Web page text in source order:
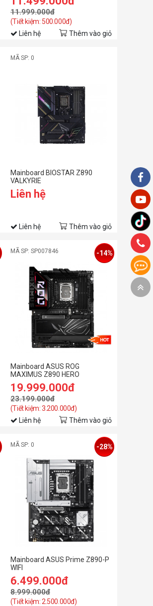
11.999.000đ
(Tiết kiệm: 500.000đ)
Liên hệ Thêm vào giỏ
MÃ SP: 0
Mainboard BIOSTAR Z890
VALKYRIE
Liên hệ
Liên hệ Thêm vào giỏ
MÃ SP: SP007846
Mainboard ASUS ROG
MAXIMUS Z890 HERO
19.999.000đ
23.199.000đ
(Tiết kiệm: 3.200.000đ)
-14%
Liên hệ Thêm vào giỏ
MÃ SP: 0
Mainboard ASUS Prime Z890-P
WIFI
6.499.000đ
8.999.000đ
(Tiết kiệm: 2.500.000đ)
-28%